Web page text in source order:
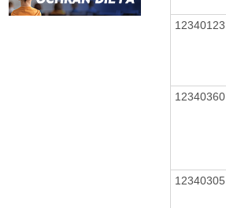
12340123
12340360
12340305